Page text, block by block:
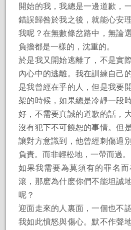
開始的我，我總是一邊道歉，
錯誤歸咎於我之後，就能心安
我呢？在無數條岔路中，無論
負擔都是一樣的，沈重的。
於是我又開始逃離了，不是實
內心中的逃離。我在訓練自己
是我曾經在乎的人，但是我要
架的時候，如果總是冷靜一段
好，不需要真誠的道歉的話，
沒有犯下不可饒恕的事情。但
讓對方意識到，他曾經刺傷過
負責。而非輕松地，一帶而過。
如果我需要為莫須有的罪名
滾，那麽為什麽你們不能坦誠
呢？
迎面走來的人裏面，一個也不
我如此憤怒與傷心。默不作聲